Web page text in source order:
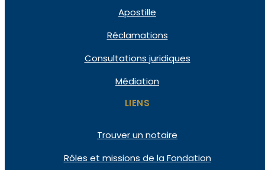
Apostille
Réclamations
Consultations juridiques
Médiation
LIENS
Trouver un notaire
Rôles et missions de la Fondation